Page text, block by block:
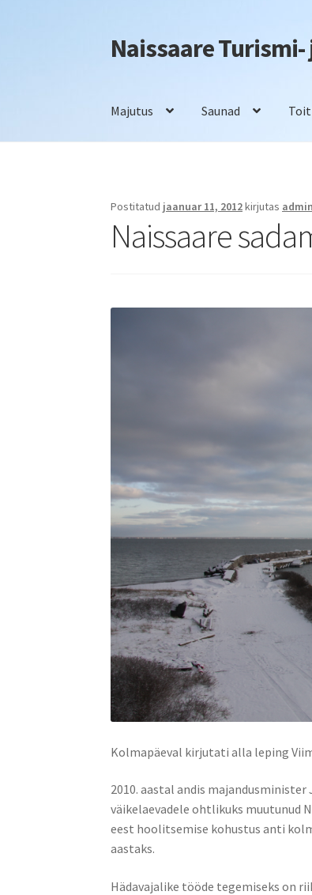
Liigu
navigeerimisele
Liigu
sisu
Naissaare
Majutus Saunad
Postitatud jaanuar 11, 2012kirjutas admin
Naissaare
Kolmapäeval kirjutati alla leping
2010. aastal andis
väikelaevadele ohtlikuks muutunud
eest hoolitsemise kohustus anti
aastaks.
Hädavajalike tööde tegemiseks on